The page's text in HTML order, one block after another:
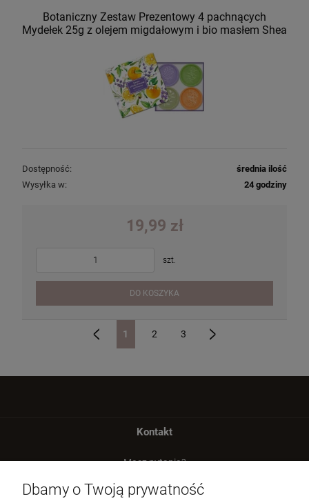
Botaniczny Zestaw Prezentowy 4 pachnących
Mydełek 25g z olejem migdałowym i bio masłem Shea
Dostępność:
średnia ilość
Wysyłka w:
24 godziny
19,99 zł
szt.
DO KOSZYKA
1 2 3
Kontakt
Masz pytania?
Dbamy o Twoją prywatność